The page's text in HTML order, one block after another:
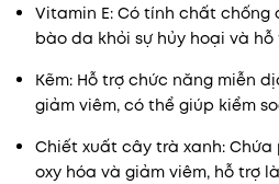
Vitamin E: Có tính chất chống
bào da khỏi sự hủy hoại và
Kẽm: Hỗ trợ chức năng miễn
giảm viêm, có thể giúp kiểm
Chiết xuất cây trà xanh:
oxy hóa và giảm viêm, hỗ trợ